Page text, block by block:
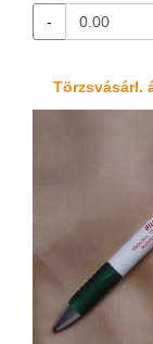
-
Törzsvásárl.